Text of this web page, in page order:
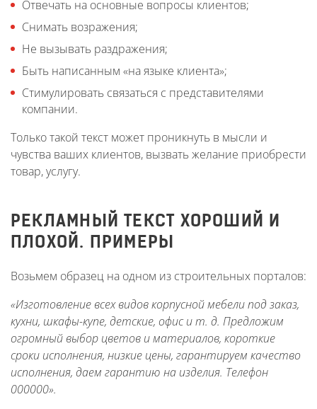
Отвечать на основные вопросы клиентов;
Снимать возражения;
Не вызывать раздражения;
Быть написанным «на языке клиента»;
Стимулировать связаться с представителями
компании.
Только такой текст может проникнуть в мысли и
чувства ваших клиентов, вызвать желание приобрести
товар, услугу.
РЕКЛАМНЫЙ ТЕКСТ ХОРОШИЙ И
ПЛОХОЙ. ПРИМЕРЫ
Возьмем образец на одном из строительных порталов:
«Изготовление всех видов корпусной мебели под заказ,
кухни, шкафы-купе, детские, офис и т. д. Предложим
огромный выбор цветов и материалов, короткие
сроки исполнения, низкие цены, гарантируем качество
исполнения, даем гарантию на изделия. Телефон
000000».